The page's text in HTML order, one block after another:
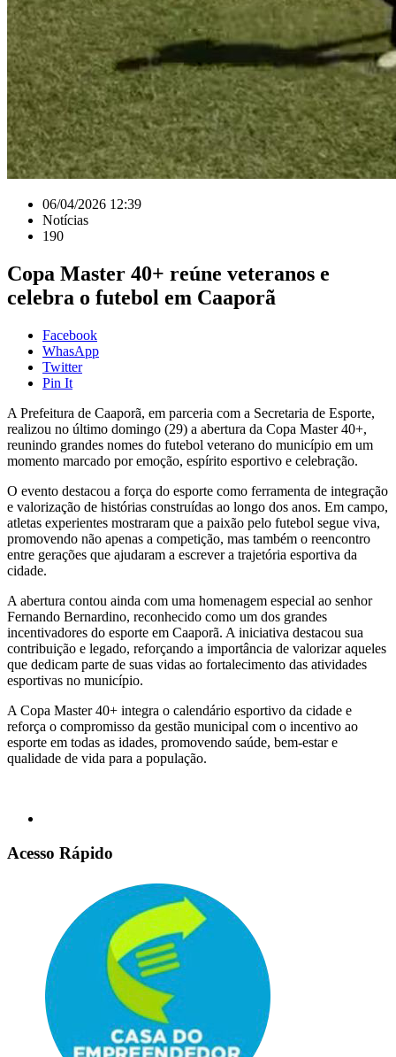
06/04/2026 12:39
Notícias
190
Copa Master 40+ reúne veteranos e
celebra o futebol em Caaporã
Facebook
WhasApp
Twitter
Pin It
A Prefeitura de Caaporã, em parceria com a Secretaria de Esporte,
realizou no último domingo (29) a abertura da Copa Master 40+,
reunindo grandes nomes do futebol veterano do município em um
momento marcado por emoção, espírito esportivo e celebração.
O evento destacou a força do esporte como ferramenta de integração
e valorização de histórias construídas ao longo dos anos. Em campo,
atletas experientes mostraram que a paixão pelo futebol segue viva,
promovendo não apenas a competição, mas também o reencontro
entre gerações que ajudaram a escrever a trajetória esportiva da
cidade.
A abertura contou ainda com uma homenagem especial ao senhor
Fernando Bernardino, reconhecido como um dos grandes
incentivadores do esporte em Caaporã. A iniciativa destacou sua
contribuição e legado, reforçando a importância de valorizar aqueles
que dedicam parte de suas vidas ao fortalecimento das atividades
esportivas no município.
A Copa Master 40+ integra o calendário esportivo da cidade e
reforça o compromisso da gestão municipal com o incentivo ao
esporte em todas as idades, promovendo saúde, bem-estar e
qualidade de vida para a população.
Acesso Rápido